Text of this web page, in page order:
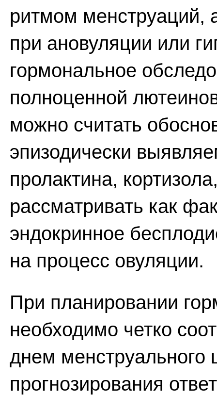
ритмом менструаций,
при ановуляции или
гормональное
полноценной
можно считать
эпизодически
пролактина,
рассматривать как
эндокринное
на процесс овуляции.
При планировании
необходимо четко
днем менструального
прогнозирования